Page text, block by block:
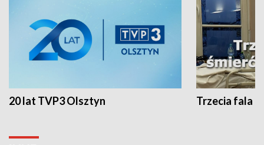
20 lat TVP3 Olsztyn Trzecia fala -